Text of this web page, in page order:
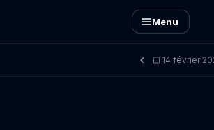
Menu
14 février